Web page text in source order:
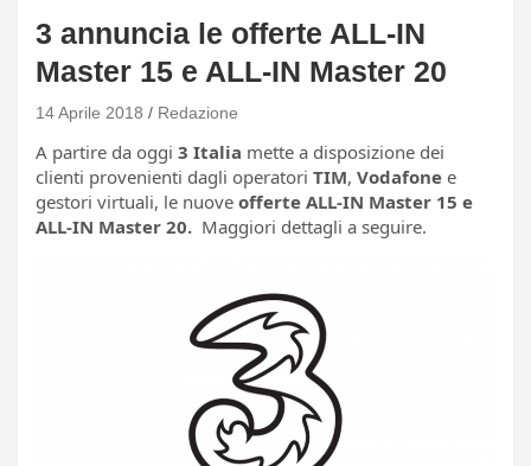
3 annuncia le offerte ALL-IN
Master 15 e ALL-IN Master 20
14 Aprile 2018 Redazione
A partire da oggi 3 Italia mette a disposizione dei
clienti provenienti dagli operatori TIM, Vodafone e
gestori virtuali, le nuove offerte ALL-IN Master 15 e
ALL-IN Master 20. Maggiori dettagli a seguire.